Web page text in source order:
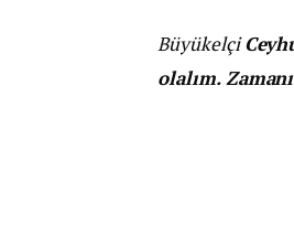
Büyükelçi
olalım.